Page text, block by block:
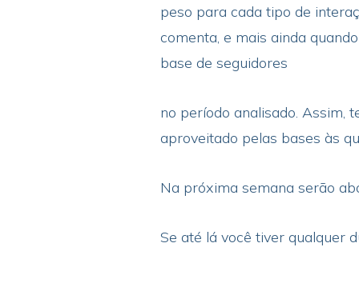
peso para cada tipo de
comenta, e mais ainda
base de seguidores
no período analisado. Assim,
aproveitado pelas bases às
Na próxima semana serão
Se até lá você tiver qualquer